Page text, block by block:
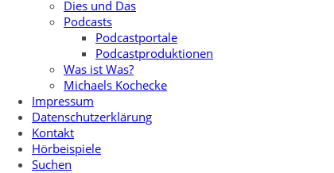
Dies und Das
Podcasts
Podcastportale
Podcastproduktionen
Was ist Was?
Michaels Kochecke
Impressum
Datenschutzerklärung
Kontakt
Hörbeispiele
Suchen